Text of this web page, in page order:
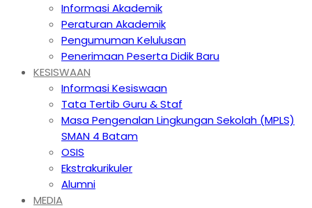
Informasi Akademik
Peraturan Akademik
Pengumuman Kelulusan
Penerimaan Peserta Didik Baru
KESISWAAN
Informasi Kesiswaan
Tata Tertib Guru & Staf
Masa Pengenalan Lingkungan Sekolah (MPLS)
SMAN 4 Batam
OSIS
Ekstrakurikuler
Alumni
MEDIA